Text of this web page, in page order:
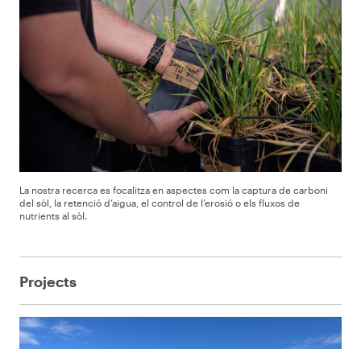
La nostra recerca es focalitza en aspectes com la captura de carboni
del sòl, la retenció d’aigua, el control de l’erosió o els fluxos de
nutrients al sòl.
Projects